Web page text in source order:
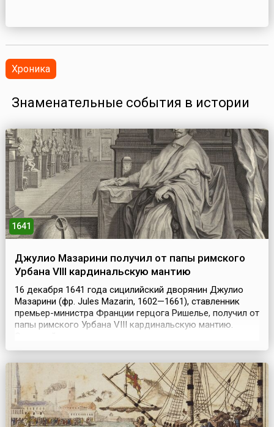
Хроника
Знаменательные события в истории
1641
Джулио Мазарини получил от папы римского
Урбана VIII кардинальскую мантию
16 декабря 1641 года сицилийский дворянин Джулио
Мазарини (фр. Jules Mazarin, 1602—1661), ставленник
премьер-министра Франции герцога Ришелье, получил от
папы римского Урбана VIII кардинальскую мантию.
соперничества между различными группировками в
Людовика XIII и Ришелье кардинал Мазарини стал перв...